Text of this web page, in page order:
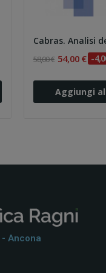
58,00 € 54,00 € -
Aggiungi
Ancona